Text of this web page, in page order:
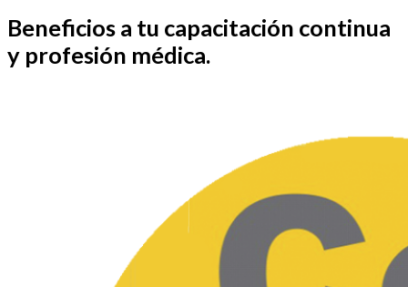
Beneficios a tu capacitación continua
y profesión médica.